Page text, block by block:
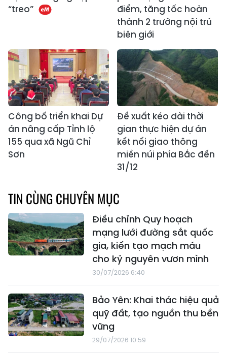
“treo”
điểm, tăng tốc hoàn
thành 2 trường nội trú
biên giới
Công bố triển khai Dự
án nâng cấp Tỉnh lộ
155 qua xã Ngũ Chỉ
Sơn
Đề xuất kéo dài thời
gian thực hiện dự án
kết nối giao thông
miền núi phía Bắc đến
31/12
TIN CÙNG CHUYÊN MỤC
Điều chỉnh Quy hoạch
mạng lưới đường sắt quốc
gia, kiến tạo mạch máu
cho kỷ nguyên vươn mình
30/07/2026 6:40
Bảo Yên: Khai thác hiệu quả
quỹ đất, tạo nguồn thu bền
vững
29/07/2026 10:59